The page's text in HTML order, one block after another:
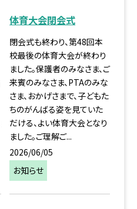
体育大会閉会式
閉会式も終わり、第48回本
校最後の体育大会が終わり
ました。保護者のみなさま、ご
来賓のみなさま、PTAのみな
さま、おかげさまで、子どもた
ちのがんばる姿を見ていた
だける、よい体育大会となり
ました。ご理解ご...
2026/06/05
お知らせ